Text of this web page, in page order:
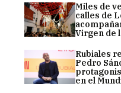
Miles de
calles de
Virgen de
Rubiales
Pedro
en el